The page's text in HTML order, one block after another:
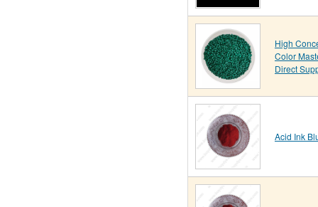
High
Color
Direct
Acid Ink